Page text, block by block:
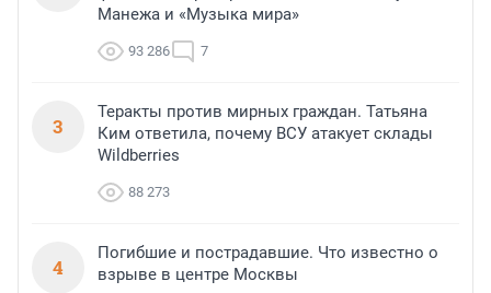
Манежа и «Музыка мира»
93 286 7
3
Теракты против мирных граждан. Татьяна
Ким ответила, почему ВСУ атакует склады
Wildberries
88 273
4
Погибшие и пострадавшие. Что известно о
взрыве в центре Москвы